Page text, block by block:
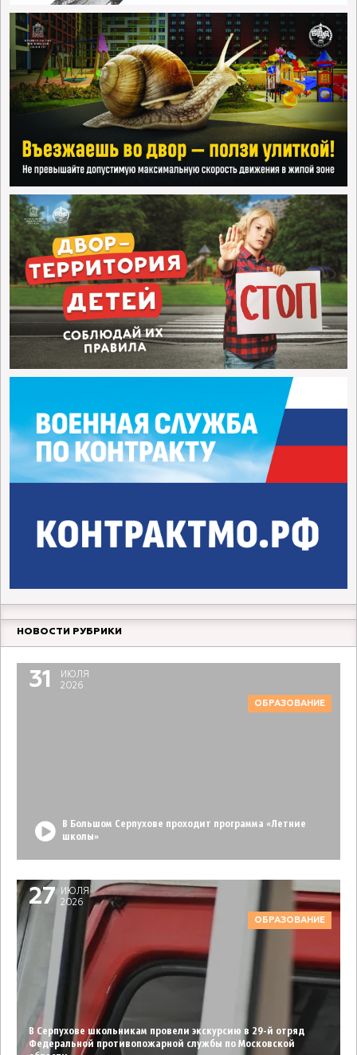
НОВОСТИ РУБРИКИ
31
ИЮЛЯ
2026
ОБРАЗОВАНИЕ
В Большом Серпухове проходит программа «Летние
школы»
27
ИЮЛЯ
2026
ОБРАЗОВАНИЕ
В Серпухове школьникам провели экскурсию в 29-й отряд
Федеральной противопожарной службы по Московской